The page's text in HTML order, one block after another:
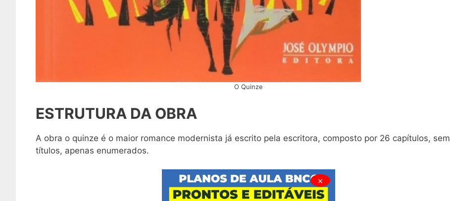
O Quinze
ESTRUTURA DA OBRA
A obra o quinze é o maior romance modernista já escrito pela escritora, composto por 26 capítulos, sem
títulos, apenas enumerados.
×